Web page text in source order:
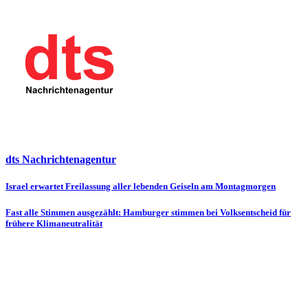
dts Nachrichtenagentur
Beitragsnavigation
Israel erwartet Freilassung aller lebenden Geiseln am Montagmorgen
Fast alle Stimmen ausgezählt: Hamburger stimmen bei Volksentscheid für
frühere Klimaneutralität